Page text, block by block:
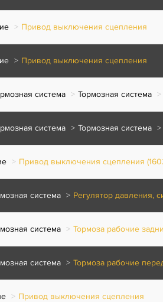
Привод выключения сцепления
Привод выключения сцепления
система Тормозная система
система Тормозная система
Привод выключения сцепления
система Регулятор давления,
система Тормоза рабочие
система Тормоза рабочие
Привод выключения сцепления